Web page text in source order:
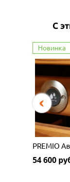
С
Новинка
PREMIO
54 600